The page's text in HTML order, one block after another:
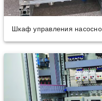
Шкаф управления